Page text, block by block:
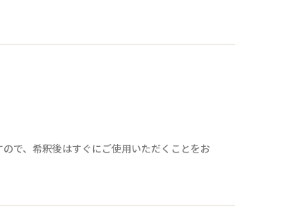
で、希釈後はすぐにご使用いただくことをお